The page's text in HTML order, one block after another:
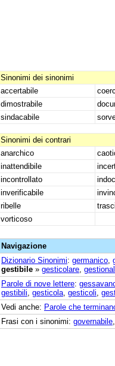
Sinonimi dei sinonimi
accertabile
dimostrabile
sindacabile
Sinonimi dei contrari
anarchico
inattendibile
incontrollato
inverificabile
ribelle
vorticoso
Navigazione
Dizionario Sinonimi: germanico
gestibile » gesticolare
Parole di nove lettere:
gestibili gesticola gesticoli
Vedi anche: Parole che
Frasi con i sinonimi: governabile